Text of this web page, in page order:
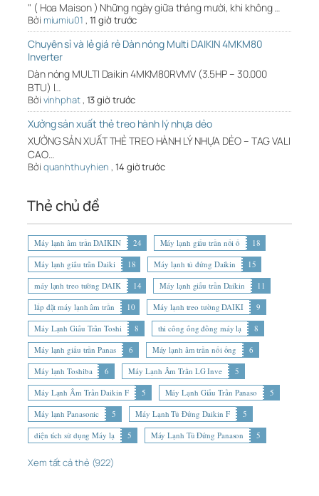
" ( Hoa Maison ) Những ngày giữa tháng mười, khi không …
Bởi miumiu01 , 11 giờ trước
Chuyên sỉ và lẻ giá rẻ Dàn nóng Multi DAIKIN 4MKM80
Inverter
Dàn nóng MULTI Daikin 4MKM80RVMV (3.5HP – 30.000
BTU) l…
Bởi vinhphat, 13 giờ trước
Xưởng sản xuất thẻ treo hành lý nhựa dẻo
XƯỞNG SẢN XUẤT THẺ TREO HÀNH LÝ NHỰA DẺO – TAG VALI
CAO…
Bởi quanhthuyhien ,14 giờ trước
Thẻ chủ đề
Máy lạnh âm trần DAIKIN 24 Máy lạnh giấu trần nối ố
18
Máy lạnh giấu trần Daiki
18 Máy lạnh tủ đứng Daikin
15
máy lạnh treo tường DAIK
14 Máy lạnh giấu trần Daikin
11
lắp đặt máy lạnh âm trần
10 Máy lạnh treo tường DAIKI
9
Máy Lạnh Giấu Trần Toshi
8 thi công ống đồng máy lạ
8
Máy lạnh giấu trần Panas
6 Máy lạnh âm trần nối ống
6
Máy lạnh Toshiba
6 Máy Lạnh Âm Trần LG Inve
5
Máy Lạnh Âm Trần Daikin F
5 Máy Lạnh Giấu Trần Panaso
5
Máy lạnh Panasonic
5 Máy Lạnh Tủ Đứng Daikin F
5
diện tích sử dụng Máy lạ
5 Máy Lạnh Tủ Đứng Panason 5
Xem tất cả thẻ (922)